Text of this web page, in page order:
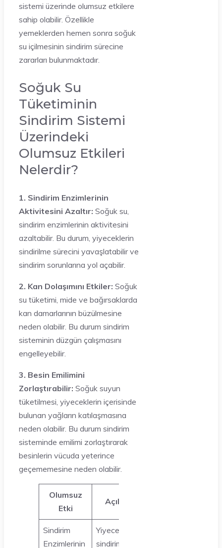
sistemi üzerinde olumsuz etkilere
sahip olabilir. Özellikle
yemeklerden hemen sonra soğuk
su içilmesinin sindirim sürecine
zararları bulunmaktadır.
Soğuk Su
Tüketiminin
Sindirim Sistemi
Üzerindeki
Olumsuz Etkileri
Nelerdir?
1. Sindirim Enzimlerinin
Aktivitesini Azaltır: Soğuk su,
sindirim enzimlerinin aktivitesini
azaltabilir. Bu durum, yiyeceklerin
sindirilme sürecini yavaşlatabilir ve
sindirim sorunlarına yol açabilir.
2. Kan Dolaşımını Etkiler: Soğuk
su tüketimi, mide ve bağırsaklarda
kan damarlarının büzülmesine
neden olabilir. Bu durum sindirim
sisteminin düzgün çalışmasını
engelleyebilir.
3. Besin Emilimini
Zorlaştırabilir: Soğuk suyun
tüketilmesi, yiyeceklerin içerisinde
bulunan yağların katılaşmasına
neden olabilir. Bu durum sindirim
sisteminde emilimi zorlaştırarak
besinlerin vücuda yeterince
geçememesine neden olabilir.
Olumsuz
Etki
Açıklama
Sindirim
Enzimlerinin
Yiyeceklerin
sindirim